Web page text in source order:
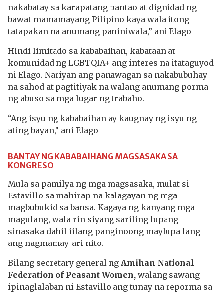
nakabatay sa karapatang pantao at dignidad ng
bawat mamamayang Pilipino kaya wala itong
tatapakan na anumang paniniwala,” ani Elago
Hindi limitado sa kababaihan, kabataan at
komunidad ng LGBTQIA+ ang interes na itataguyod
ni Elago. Nariyan ang panawagan sa nakabubuhay
na sahod at pagtitiyak na walang anumang porma
ng abuso sa mga lugar ng trabaho.
“Ang isyu ng kababaihan ay kaugnay ng isyu ng
ating bayan,” ani Elago
BANTAY NG KABABAIHANG MAGSASAKA SA
KONGRESO
Mula sa pamilya ng mga magsasaka, mulat si
Estavillo sa mahirap na kalagayan ng mga
magbubukid sa bansa. Kagaya ng kanyang mga
magulang, wala rin siyang sariling lupang
sinasaka dahil iilang panginoong maylupa lang
ang nagmamay-ari nito.
Bilang secretary general ng Amihan National
Federation of Peasant Women, walang sawang
ipinaglalaban ni Estavillo ang tunay na reporma sa